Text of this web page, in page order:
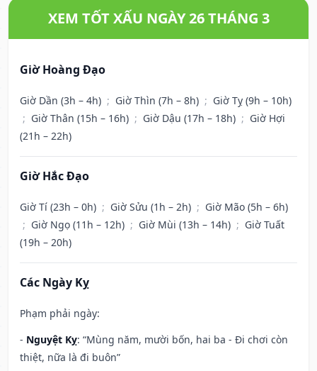
XEM TỐT XẤU NGÀY 26 THÁNG 3
Giờ Hoàng Đạo
Giờ Dần (3h – 4h) ; Giờ Thìn (7h – 8h) ; Giờ Tỵ (9h – 10h)
; Giờ Thân (15h – 16h) ; Giờ Dậu (17h – 18h) ; Giờ Hợi
(21h – 22h)
Giờ Hắc Đạo
Giờ Tí (23h – 0h) ; Giờ Sửu (1h – 2h) ; Giờ Mão (5h – 6h)
; Giờ Ngọ (11h – 12h) ; Giờ Mùi (13h – 14h) ; Giờ Tuất
(19h – 20h)
Các Ngày Kỵ
Phạm phải ngày:
- Nguyệt Kỵ: “Mùng năm, mười bốn, hai ba - Đi chơi còn
thiệt, nữa là đi buôn”